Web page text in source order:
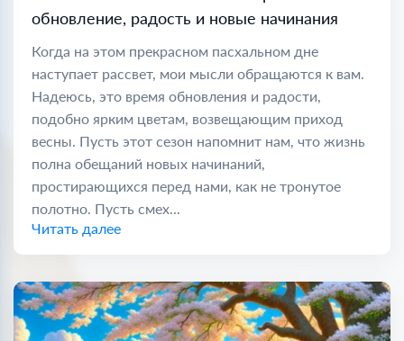
обновление, радость и новые начинания
Когда на этом прекрасном пасхальном дне
наступает рассвет, мои мысли обращаются к вам.
Надеюсь, это время обновления и радости,
подобно ярким цветам, возвещающим приход
весны. Пусть этот сезон напомнит нам, что жизнь
полна обещаний новых начинаний,
простирающихся перед нами, как не тронутое
полотно. Пусть смех...
Читать далее